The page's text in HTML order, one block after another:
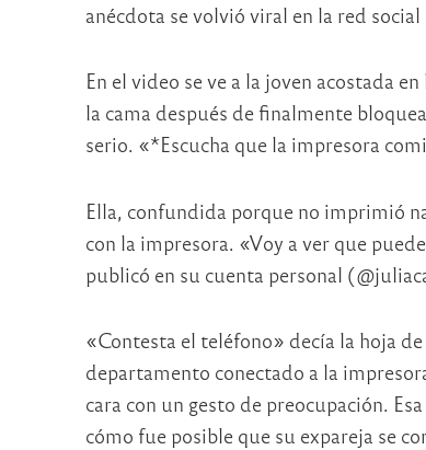
anécdota se volvió viral en la red social
En el video se ve a la joven acostada
la cama después de finalmente
serio. «*Escucha que la impresora
Ella, confundida porque no imprimió
con la impresora. «Voy a ver que
publicó en su cuenta personal
«Contesta el teléfono» decía la hoja
departamento conectado a la
cara con un gesto de preocupación.
cómo fue posible que su expareja se